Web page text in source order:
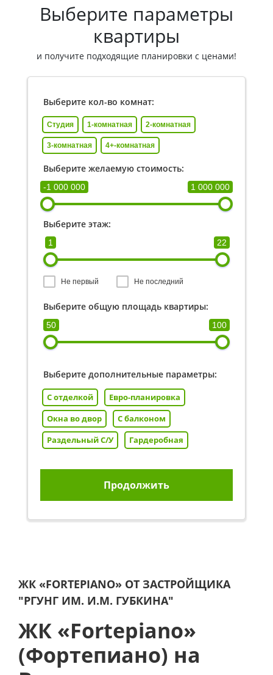
Выберите параметры
квартиры
и получите подходящие планировки с ценами!
Выберите кол-во комнат:
Студия 1-комнатная 2-комнатная
3-комнатная 4+-комнатная
Выберите желаемую стоимость:
-1 000 000 1 000 000
Выберите этаж:
1 22
Не первый Не последний
Выберите общую площадь квартиры:
50 100
Выберите дополнительные параметры:
С отделкой
Евро-планировка
Окна во двор
С балконом
Раздельный С/У
Гардеробная
Продолжить
ЖК «FORTEPIANO» ОТ ЗАСТРОЙЩИКА
"РГУНГ ИМ. И.М. ГУБКИНА"
ЖК «Fortepiano»
(Фортепиано) на